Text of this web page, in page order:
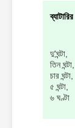
দু'ঘন্টা,
তিন ঘন্টা,
চার ঘন্টা,
৫ ঘন্টা,
৬ ঘণ্টা